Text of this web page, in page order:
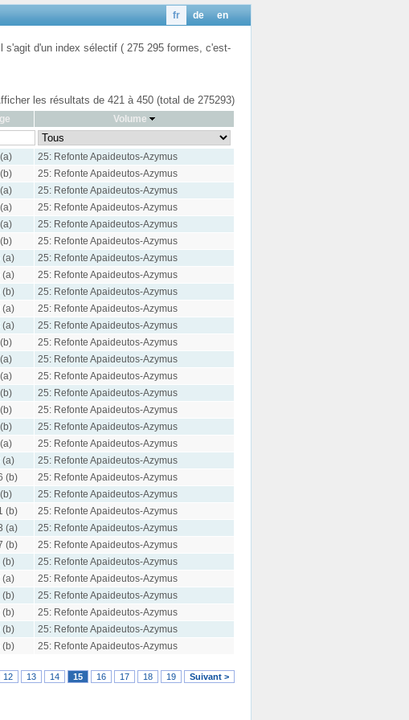
en
de
fr
d'un index sélectif ( 275 295 formes, c'est-
les résultats de 421 à 450 (total de 275293)
Volume
25: Refonte Apaideutos-Azymus
25: Refonte Apaideutos-Azymus
25: Refonte Apaideutos-Azymus
25: Refonte Apaideutos-Azymus
25: Refonte Apaideutos-Azymus
25: Refonte Apaideutos-Azymus
(a)
25: Refonte Apaideutos-Azymus
(a)
25: Refonte Apaideutos-Azymus
(b)
25: Refonte Apaideutos-Azymus
(a)
25: Refonte Apaideutos-Azymus
(a)
25: Refonte Apaideutos-Azymus
25: Refonte Apaideutos-Azymus
25: Refonte Apaideutos-Azymus
25: Refonte Apaideutos-Azymus
25: Refonte Apaideutos-Azymus
25: Refonte Apaideutos-Azymus
25: Refonte Apaideutos-Azymus
25: Refonte Apaideutos-Azymus
(a)
25: Refonte Apaideutos-Azymus
(b)
25: Refonte Apaideutos-Azymus
25: Refonte Apaideutos-Azymus
(b)
25: Refonte Apaideutos-Azymus
(a)
25: Refonte Apaideutos-Azymus
(b)
25: Refonte Apaideutos-Azymus
(b)
25: Refonte Apaideutos-Azymus
(a)
25: Refonte Apaideutos-Azymus
(b)
25: Refonte Apaideutos-Azymus
(b)
25: Refonte Apaideutos-Azymus
(b)
25: Refonte Apaideutos-Azymus
(b) 25: Refonte Apaideutos-Azymus
12 13 14 15 16 17 18 19 Suivant >